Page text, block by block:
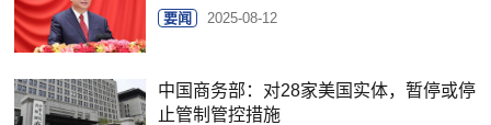
要闻 2025-08-12
中国商务部：对28家美国实体，暂停或停
止管制管控措施